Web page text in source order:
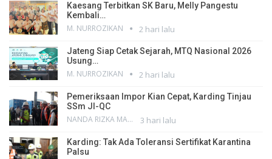
Kaesang Terbitkan SK Baru, Melly Pangestu
Kembali…
M. NURROZIKAN 2 hari lalu
Jateng Siap Cetak Sejarah, MTQ Nasional 2026
Usung…
M. NURROZIKAN 2 hari lalu
Pemeriksaan Impor Kian Cepat, Karding Tinjau
SSm JI-QC
NANDA RIZKA MAHENDRA 3 hari lalu
Karding: Tak Ada Toleransi Sertifikat Karantina
Palsu